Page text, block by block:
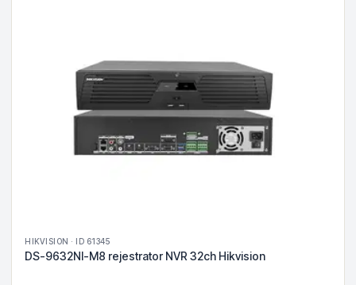
HIKVISION · ID 61345
DS-9632NI-M8 rejestrator NVR 32ch Hikvision